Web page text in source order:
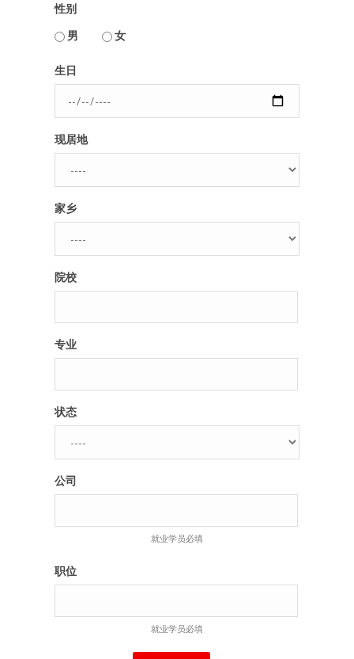
用户名或Email
记住我的登录状态
没帐号？注册一个
信息圈
品牌的力量
性别
男
女
生日
现居地
家乡
院校
专业
状态
公司
就业学员必填
职位
就业学员必填